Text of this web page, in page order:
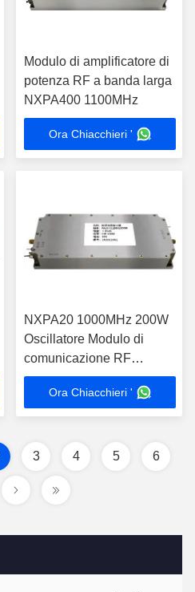
Modulo di amplificatore di
potenza RF a banda larga
NXPA400 1100MHz
Ora Chiacchieri '
NXPA20 1000MHz 200W
Oscillatore Modulo di
comunicazione RF
Amplificatore di potenza
Ora Chiacchieri '
3 4 5 6